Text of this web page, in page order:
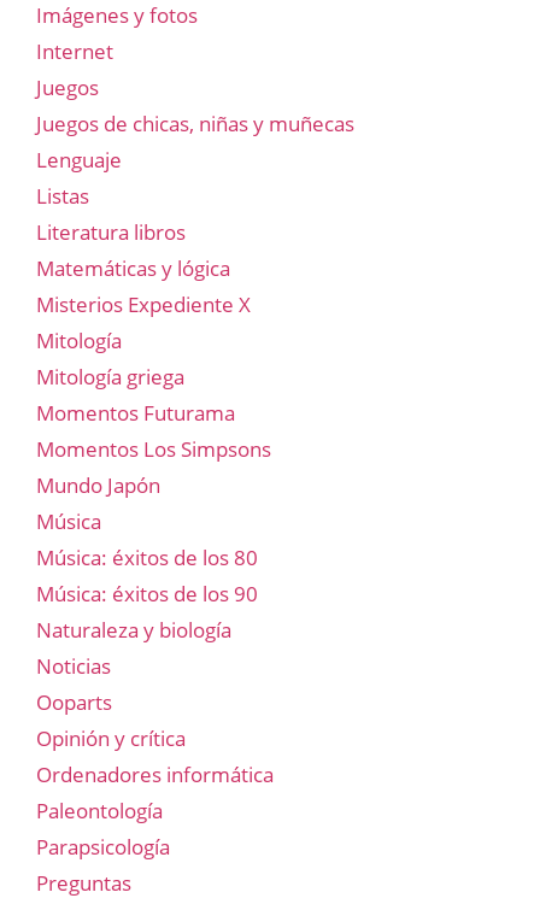
Imágenes y fotos
Internet
Juegos
Juegos de chicas, niñas y muñecas
Lenguaje
Listas
Literatura libros
Matemáticas y lógica
Misterios Expediente X
Mitología
Mitología griega
Momentos Futurama
Momentos Los Simpsons
Mundo Japón
Música
Música: éxitos de los 80
Música: éxitos de los 90
Naturaleza y biología
Noticias
Ooparts
Opinión y crítica
Ordenadores informática
Paleontología
Parapsicología
Preguntas